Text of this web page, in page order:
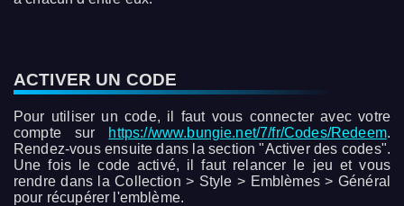
ACTIVER UN CODE
Pour utiliser un code, il faut vous connecter avec votre
compte sur https://www.bungie.net/7/fr/Codes/Redeem.
Rendez-vous ensuite dans la section "Activer des codes".
Une fois le code activé, il faut relancer le jeu et vous
rendre dans la Collection > Style > Emblèmes > Général
pour récupérer l'emblème.